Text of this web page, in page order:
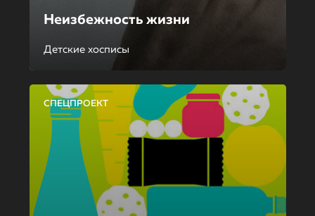
Неизбежность жизни
Детские хосписы
СПЕЦПРОЕКТ